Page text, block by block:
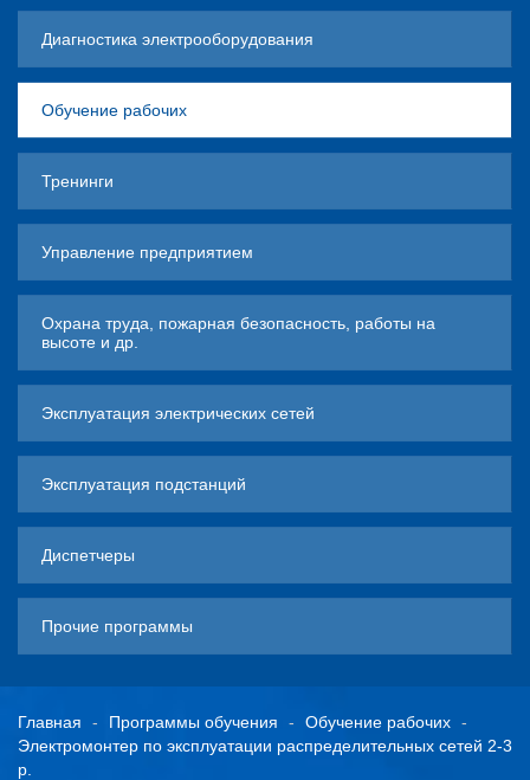
Диагностика электрооборудования
Обучение рабочих
Тренинги
Управление предприятием
Охрана труда, пожарная безопасность, работы на
высоте и др.
Эксплуатация электрических сетей
Эксплуатация подстанций
Диспетчеры
Прочие программы
Главная Программы обучения
Обучение рабочих
Электромонтер по эксплуатации распределительных сетей 2-3
р.